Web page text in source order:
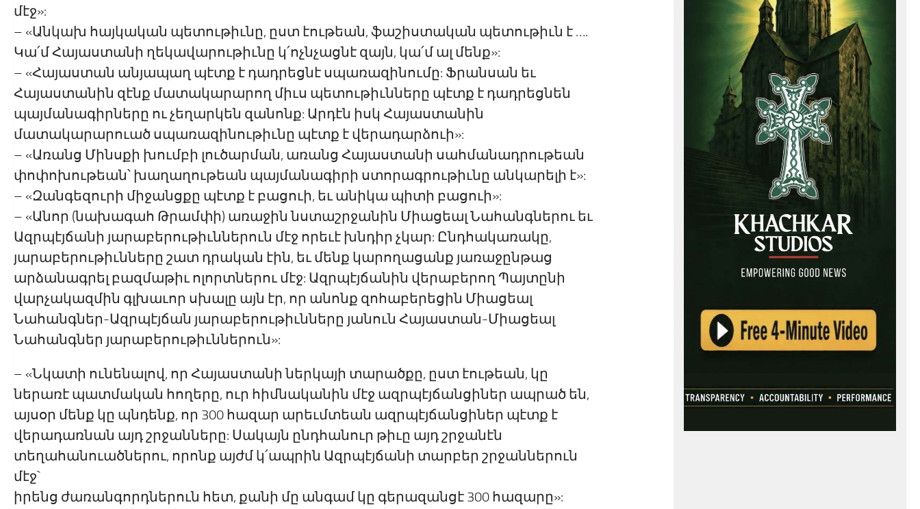
մէջ»:
– «Անկախ հայկական պետութիւնը, ըստ էութեան, ֆաշիստական պետութիւն է ….
Կա՛մ Հայաստանի ղեկավարութիւնը կ՛ոչնչացնէ զայն, կա՛մ ալ մենք»:
– «Հայաստան անյապաղ պէտք է դադրեցնէ սպառազինումը: Ֆրանսան եւ
Հայաստանին զէնք մատակարարող միւս պետութիւնները պէտք է դադրեցնեն
պայմանագիրները ու չեղարկեն զանոնք: Արդէն իսկ Հայաստանին
մատակարարուած սպառազինութիւնը պէտք է վերադարձուի»:
– «Առանց Մինսքի խումբի լուծարման, առանց Հայաստանի սահմանադրութեան
փոփոխութեան՝ խաղաղութեան պայմանագիրի ստորագրութիւնը անկարելի է»:
– «Զանգեզուրի միջանցքը պէտք է բացուի, եւ անիկա պիտի բացուի»:
– «Անոր (նախագահ Թրամփի) առաջին նստաշրջանին Միացեալ Նահանգներու եւ
Ազրպէյճանի յարաբերութիւններուն մէջ որեւէ խնդիր չկար: Ընդհակառակը,
յարաբերութիւնները շատ դրական էին, եւ մենք կարողացանք յառաջընթաց
արձանագրել բազմաթիւ ոլորտներու մէջ: Ազրպէյճանին վերաբերող Պայտընի
վարչակազմին գլխաւոր սխալը այն էր, որ անոնք զոհաբերեցին Միացեալ
Նահանգներ-Ազրպէյճան յարաբերութիւնները յանուն Հայաստան-Միացեալ
Նահանգներ յարաբերութիւններուն»:
– «Նկատի ունենալով, որ Հայաստանի ներկայի տարածքը, ըստ էութեան, կը
ներառէ պատմական հողերը, ուր հիմնականին մէջ ազրպէյճանցիներ ապրած են,
այսօր մենք կը պնդենք, որ 300 հազար արեւմտեան ազրպէյճանցիներ պէտք է
վերադառնան այդ շրջանները: Սակայն ընդհանուր թիւը այդ շրջանէն
տեղահանուածներու, որոնք այժմ կ՛ապրին Ազրպէյճանի տարբեր շրջաններուն
մէջ`
իրենց ժառանգորդներուն հետ, քանի մը անգամ կը գերազանցէ 300 հազարը»: